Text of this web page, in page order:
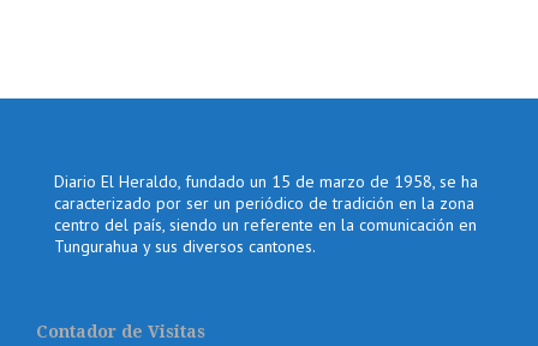
Diario El Heraldo, fundado un 15 de marzo de 1958, se ha
caracterizado por ser un periódico de tradición en la zona
centro del país, siendo un referente en la comunicación en
Tungurahua y sus diversos cantones.
Contador de Visitas